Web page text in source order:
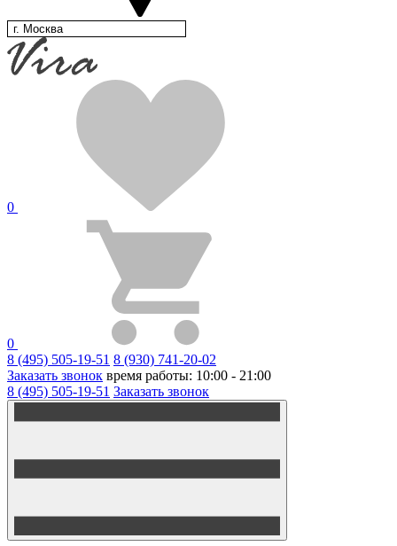
г. Москва
0
0
8 (495) 505-19-51 8 (930) 741-20-02
Заказать звонок время работы: 10:00 - 21:00
8 (495) 505-19-51 Заказать звонок